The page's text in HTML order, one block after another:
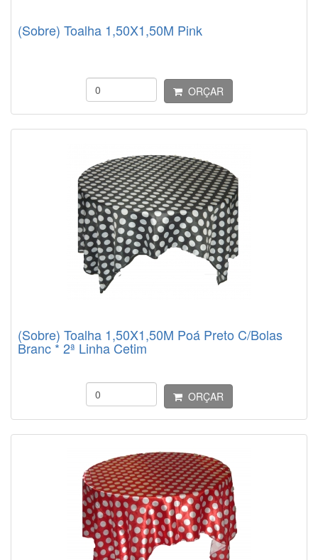
(Sobre) Toalha 1,50X1,50M Pink
ORÇAR
(Sobre) Toalha 1,50X1,50M Poá Preto C/Bolas
Branc * 2ª Linha Cetim
ORÇAR